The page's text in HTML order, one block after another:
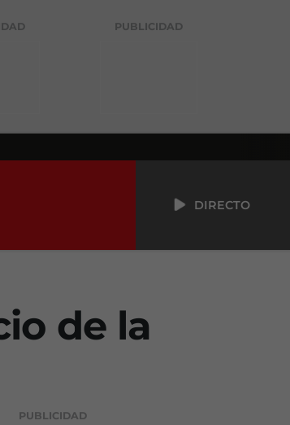
PUBLICIDAD
DIRECTO
de la
PUBLICIDAD